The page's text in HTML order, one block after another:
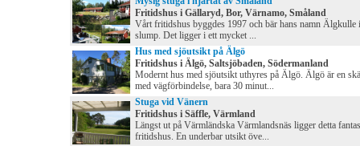
Fritidshus i Gällaryd, Bor, Värnamo, Småland
Vårt fritidshus byggdes 1997 och bär hans namn Älgkulle
slump. Det ligger i ett mycket ...
Hus med sjöutsikt på Älgö
Fritidshus i Älgö, Saltsjöbaden, Södermanland
Modernt hus med sjöutsikt uthyres på Älgö. Älgö är en
med vägförbindelse, bara 30 minut...
Stuga vid Vänern
Fritidshus i Säffle, Värmland
Längst ut på Värmländska Värmlandsnäs ligger detta
fritidshus. En underbar utsikt öve...